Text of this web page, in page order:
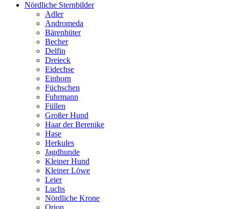
Nördliche Sternbilder
Adler
Andromeda
Bärenhüter
Becher
Delfin
Dreieck
Eidechse
Einhorn
Füchschen
Fuhrmann
Füllen
Großer Hund
Haar der Berenike
Hase
Herkules
Jagdhunde
Kleiner Hund
Kleiner Löwe
Leier
Luchs
Nördliche Krone